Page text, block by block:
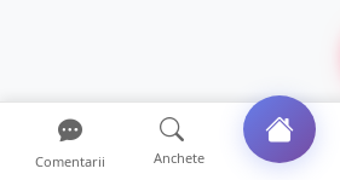
Comentarii Anchete